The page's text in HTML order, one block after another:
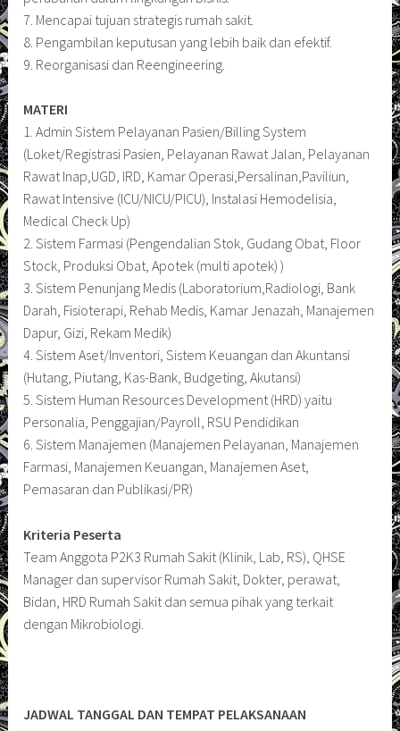
7. Mencapai tujuan strategis rumah sakit.
8. Pengambilan keputusan yang lebih baik dan efektif.
9. Reorganisasi dan Reengineering.
MATERI
1. Admin Sistem Pelayanan Pasien/Billing System
(Loket/Registrasi Pasien, Pelayanan Rawat Jalan, Pelayanan
Rawat Inap,UGD, IRD, Kamar Operasi,Persalinan,Paviliun,
Rawat Intensive (ICU/NICU/PICU), Instalasi Hemodelisia,
Medical Check Up)
2. Sistem Farmasi (Pengendalian Stok, Gudang Obat, Floor
Stock, Produksi Obat, Apotek (multi apotek) )
3. Sistem Penunjang Medis (Laboratorium,Radiologi, Bank
Darah, Fisioterapi, Rehab Medis, Kamar Jenazah, Manajemen
Dapur, Gizi, Rekam Medik)
4. Sistem Aset/Inventori, Sistem Keuangan dan Akuntansi
(Hutang, Piutang, Kas-Bank, Budgeting, Akutansi)
5. Sistem Human Resources Development (HRD) yaitu
Personalia, Penggajian/Payroll, RSU Pendidikan
6. Sistem Manajemen (Manajemen Pelayanan, Manajemen
Farmasi, Manajemen Keuangan, Manajemen Aset,
Pemasaran dan Publikasi/PR)
Kriteria Peserta
Team Anggota P2K3 Rumah Sakit (Klinik, Lab, RS), QHSE
Manager dan supervisor Rumah Sakit, Dokter, perawat,
Bidan, HRD Rumah Sakit dan semua pihak yang terkait
dengan Mikrobiologi.
JADWAL TANGGAL DAN TEMPAT PELAKSANAAN